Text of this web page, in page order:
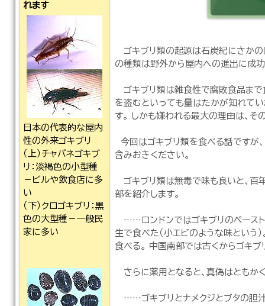
れます
日本の代表的な屋内
性の外来ゴキブリ
（上）チャバネゴキブ
リ：淡褐色の小型種
－ビルや飲食店に多
い
（下）クロゴキブリ：黒
色の大型種－一般民
家に多い
ゴキブリ類の起源は石炭紀にさかの
の種類は野外から屋内への進出に成
ゴキブリ類は雑食性で腐敗食品まで
を盗むといっても量はたかが知れてい
す。 しかも嫌われる最大の理由は、
今回はゴキブリ類を食べる話ですが
含みおきください。
ゴキブリ類は無毒で味も良いと、百
部を紹介します。
……ロンドンではゴキブリのペースト
生で食べた（小エビのような味という
食べる。 中国南部では古くからゴキ
さらに薬用となると、真偽はともか
……ゴキブリとナメクジとブタの胆汁